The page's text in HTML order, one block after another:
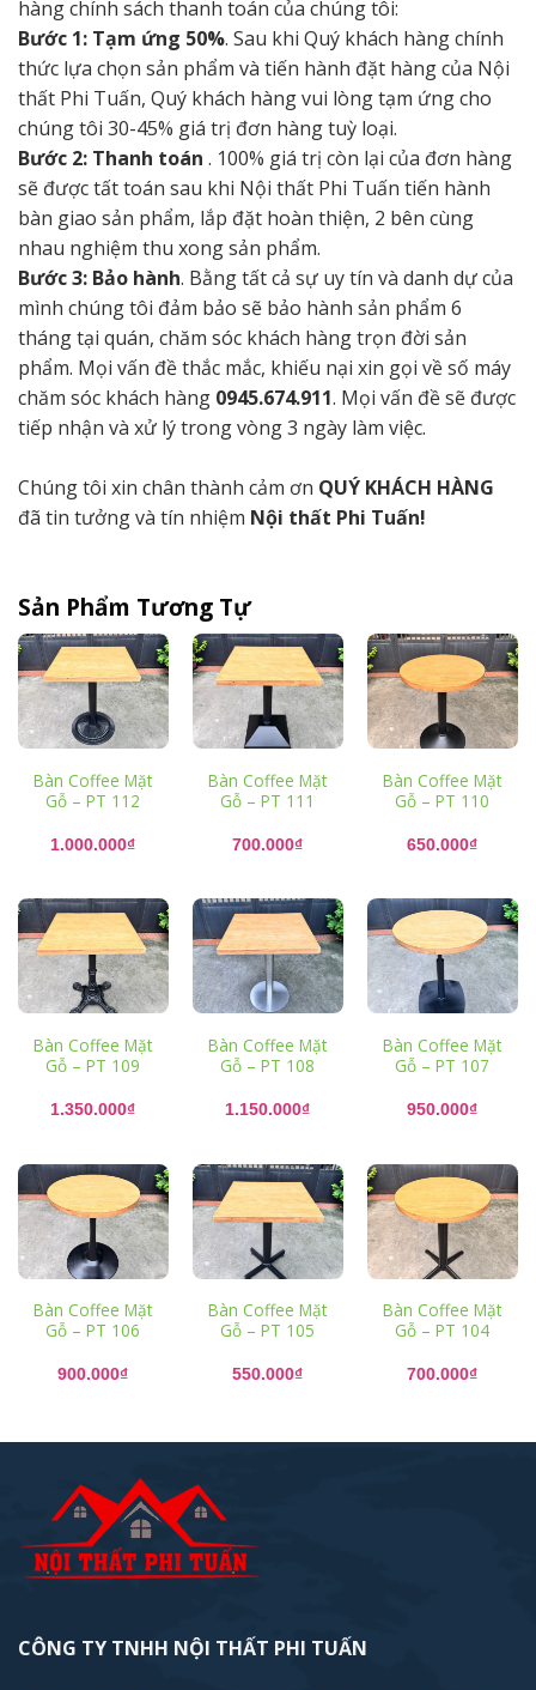
hàng chính sách thanh toán của chúng tôi:
Bước 1: Tạm ứng 50%. Sau khi Quý khách hàng chính
thức lựa chọn sản phẩm và tiến hành đặt hàng của Nội
thất Phi Tuấn, Quý khách hàng vui lòng tạm ứng cho
chúng tôi 30-45% giá trị đơn hàng tuỳ loại.
Bước 2: Thanh toán . 100% giá trị còn lại của đơn hàng
sẽ được tất toán sau khi Nội thất Phi Tuấn tiến hành
bàn giao sản phẩm, lắp đặt hoàn thiện, 2 bên cùng
nhau nghiệm thu xong sản phẩm.
Bước 3: Bảo hành. Bằng tất cả sự uy tín và danh dự của
mình chúng tôi đảm bảo sẽ bảo hành sản phẩm 6
tháng tại quán, chăm sóc khách hàng trọn đời sản
phẩm. Mọi vấn đề thắc mắc, khiếu nại xin gọi về số máy
chăm sóc khách hàng 0945.674.911. Mọi vấn đề sẽ được
tiếp nhận và xử lý trong vòng 3 ngày làm việc.
Chúng tôi xin chân thành cảm ơn QUÝ KHÁCH HÀNG
đã tin tưởng và tín nhiệm Nội thất Phi Tuấn!
Sản Phẩm Tương Tự
Bàn Coffee Mặt
Gỗ – PT 112
1.000.000₫
Bàn Coffee Mặt
Gỗ – PT 111
700.000₫
Bàn Coffee Mặt
Gỗ – PT 110
650.000₫
Bàn Coffee Mặt
Gỗ – PT 109
1.350.000₫
Bàn Coffee Mặt
Gỗ – PT 108
1.150.000₫
Bàn Coffee Mặt
Gỗ – PT 107
950.000₫
Bàn Coffee Mặt
Gỗ – PT 106
900.000₫
Bàn Coffee Mặt
Gỗ – PT 105
550.000₫
Bàn Coffee Mặt
Gỗ – PT 104
700.000₫
CÔNG TY TNHH NỘI THẤT PHI TUẤN